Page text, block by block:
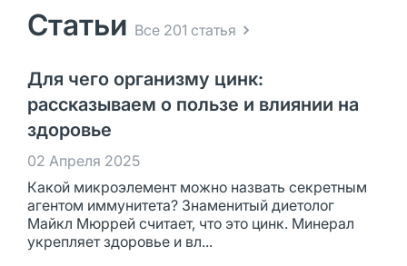
Статьи Все 201 статья
Для чего организму цинк:
рассказываем о пользе и влиянии на
здоровье
02 Апреля 2025
Какой микроэлемент можно назвать секретным
агентом иммунитета? Знаменитый диетолог
Майкл Мюррей считает, что это цинк. Минерал
укрепляет здоровье и вл...